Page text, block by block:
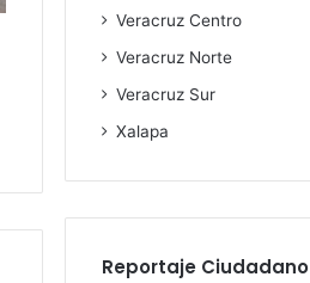
Veracruz Centro
Veracruz Norte
Veracruz Sur
Xalapa
Reportaje Ciudadano